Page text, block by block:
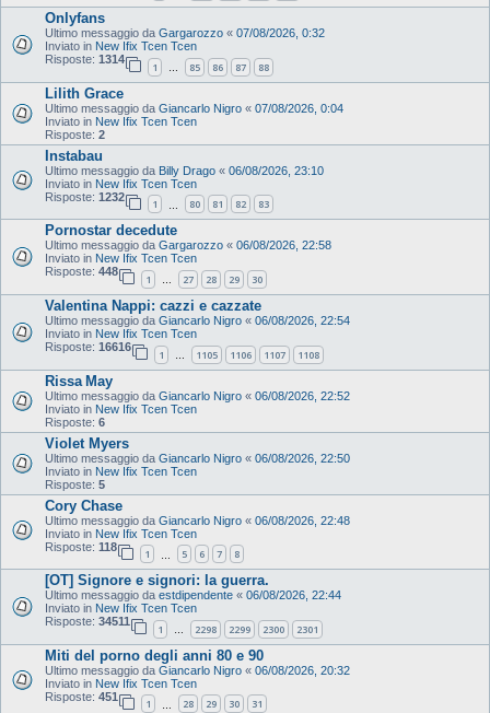
Onlyfans
Ultimo messaggio da Gargarozzo « 07/08/2026, 0:32
Inviato in New Ifix Tcen Tcen
Risposte: 1314
1 … 85 86 87 88
Lilith Grace
Ultimo messaggio da Giancarlo Nigro « 07/08/2026, 0:04
Inviato in New Ifix Tcen Tcen
Risposte: 2
Instabau
Ultimo messaggio da Billy Drago « 06/08/2026, 23:10
Inviato in New Ifix Tcen Tcen
Risposte: 1232
1 80 81 82 83
Pornostar decedute
Ultimo messaggio da Gargarozzo « 06/08/2026, 22:58
Inviato in New Ifix Tcen Tcen
Risposte: 448
1 … 27 28 29 30
Valentina Nappi: cazzi e cazzate
Ultimo messaggio da Giancarlo Nigro « 06/08/2026, 22:54
Inviato in New Ifix Tcen Tcen
Risposte: 16616
1 … 1105 1106 1107 1108
Rissa May
Ultimo messaggio da Giancarlo Nigro « 06/08/2026, 22:52
Inviato in New Ifix Tcen Tcen
Risposte: 6
Violet Myers
Ultimo messaggio da Giancarlo Nigro « 06/08/2026, 22:50
Inviato in New Ifix Tcen Tcen
Risposte: 5
Cory Chase
Ultimo messaggio da Giancarlo Nigro « 06/08/2026, 22:48
Inviato in New Ifix Tcen Tcen
Risposte: 118
1 5 6 7 8
[OT] Signore e signori: la guerra.
Ultimo messaggio da estdipendente « 06/08/2026, 22:44
Inviato in New Ifix Tcen Tcen
Risposte: 34511
1 … 2298 2299 2300 2301
Miti del porno degli anni 80 e 90
Ultimo messaggio da Giancarlo Nigro « 06/08/2026, 20:32
Inviato in New Ifix Tcen Tcen
Risposte: 451
1 28 29 30 31